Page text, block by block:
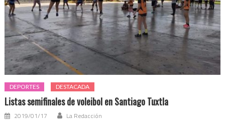
DEPORTES DESTACADA
Listas semifinales de voleibol en Santiago Tuxtla
2019/01/17 La Redacción